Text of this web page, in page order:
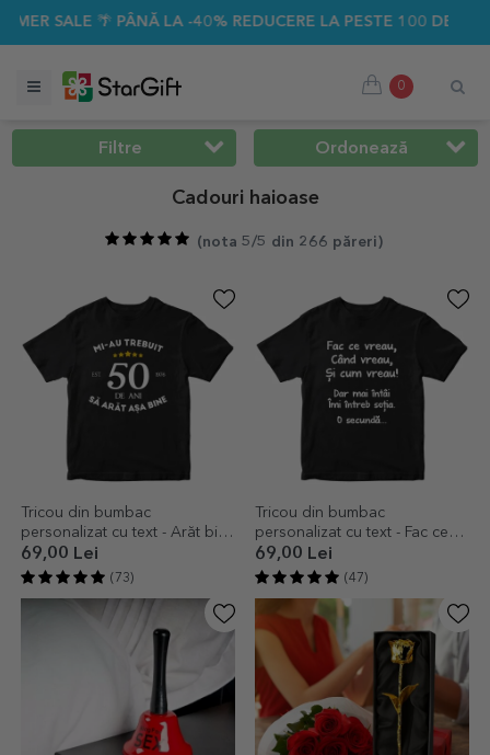
-40% REDUCERE LA PESTE 100 DE CADOURI
0
Filtre Ordonează
Cadouri haioase
(nota 5/5 din 266 păreri )
Tricou din bumbac
personalizat cu text - Arăt bine
la vârsta mea
69,00 Lei
(73)
Tricou din bumbac
personalizat cu text - Fac ce
vreau
69,00 Lei
(47)